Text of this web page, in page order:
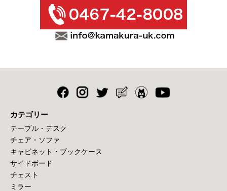
カテゴリー
テーブル・デスク
チェア・ソファ
キャビネット・ブックケース
サイドボード
チェスト
ミラー